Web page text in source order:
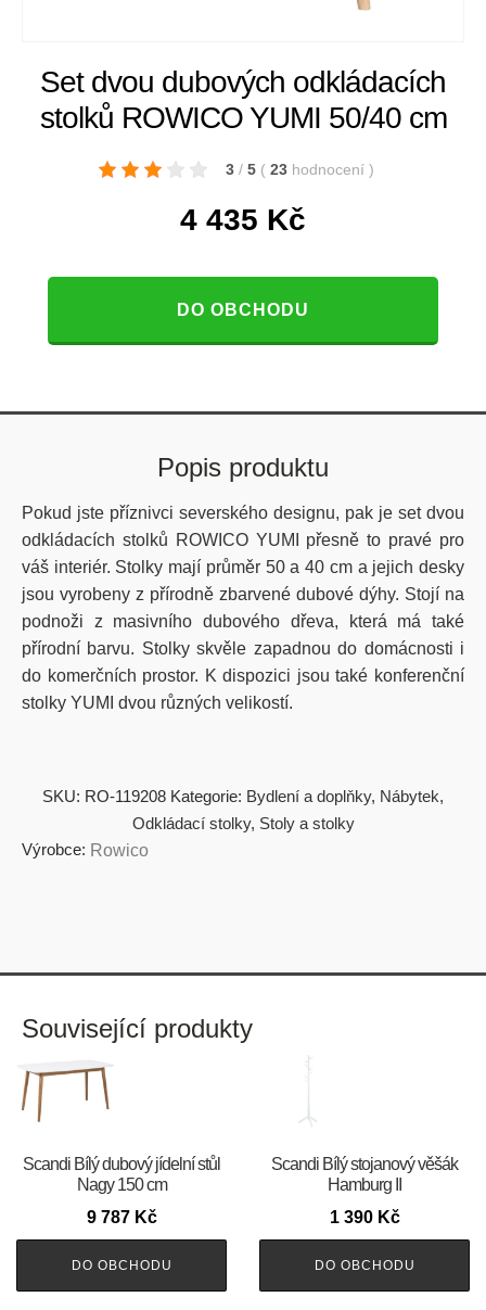
Set dvou dubových odkládacích
stolků ROWICO YUMI 50/40 cm
3 / 5 ( 23 hodnocení )
4 435 Kč
DO OBCHODU
Popis produktu
Pokud jste příznivci severského designu, pak je set dvou
odkládacích stolků ROWICO YUMI přesně to pravé pro
váš interiér. Stolky mají průměr 50 a 40 cm a jejich desky
jsou vyrobeny z přírodně zbarvené dubové dýhy. Stojí na
podnoži z masivního dubového dřeva, která má také
přírodní barvu. Stolky skvěle zapadnou do domácnosti i
do komerčních prostor. K dispozici jsou také konferenční
stolky YUMI dvou různých velikostí.
SKU: RO-119208 Kategorie: Bydlení a doplňky, Nábytek,
Odkládací stolky, Stoly a stolky
Výrobce: Rowico
Související produkty
Scandi Bílý dubový jídelní stůl
Nagy 150 cm
9 787 Kč
DO OBCHODU
Scandi Bílý stojanový věšák
Hamburg II
1 390 Kč
DO OBCHODU